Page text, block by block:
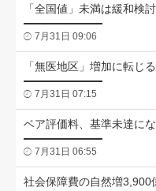
「全国値」未満は緩和検
7月31日 09:06
「無医地区」増加に転
7月31日 07:15
ベア評価料、基準未達に
7月31日 06:55
社会保障費の自然増3,900